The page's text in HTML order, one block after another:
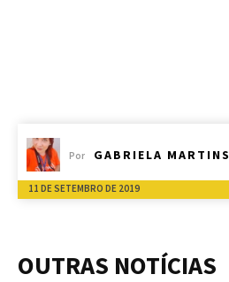
Por GABRIELA MARTINS
11 DE SETEMBRO DE 2019
OUTRAS NOTÍCIAS